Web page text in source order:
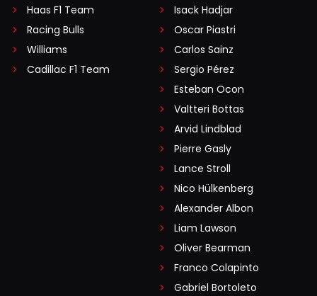
Haas F1 Team
Racing Bulls
Williams
Cadillac F1 Team
Isack Hadjar
Oscar Piastri
Carlos Sainz
Sergio Pérez
Esteban Ocon
Valtteri Bottas
Arvid Lindblad
Pierre Gasly
Lance Stroll
Nico Hülkenberg
Alexander Albon
Liam Lawson
Oliver Bearman
Franco Colapinto
Gabriel Bortoleto